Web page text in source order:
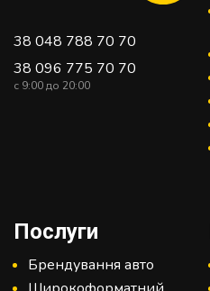
38 048 788 70 70
38 096 775 70 70
c 9:00 до 20:00
Послуги
Брендування авто